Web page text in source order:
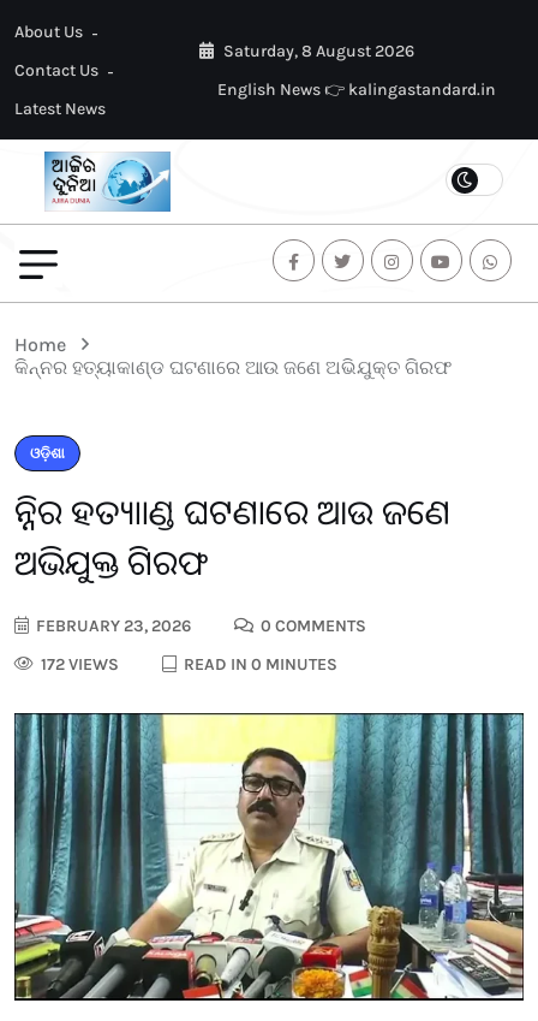
About Us
Contact Us
Latest News
Saturday, 8 August 2026
English News 👉 kalingastandard.in
Home
କିନ୍ନର ହତ୍ୟାକାଣ୍ଡ ଘଟଣାରେ ଆଉ ଜଣେ ଅଭିଯୁକ୍ତ ଗିରଫ
ଓଡ଼ିଶା
କିନ୍ନର ହତ୍ୟାକାଣ୍ଡ ଘଟଣାରେ ଆଉ ଜଣେ
ଅଭିଯୁକ୍ତ ଗିରଫ
FEBRUARY 23, 2026
0 COMMENTS
172 VIEWS
READ IN 0 MINUTES